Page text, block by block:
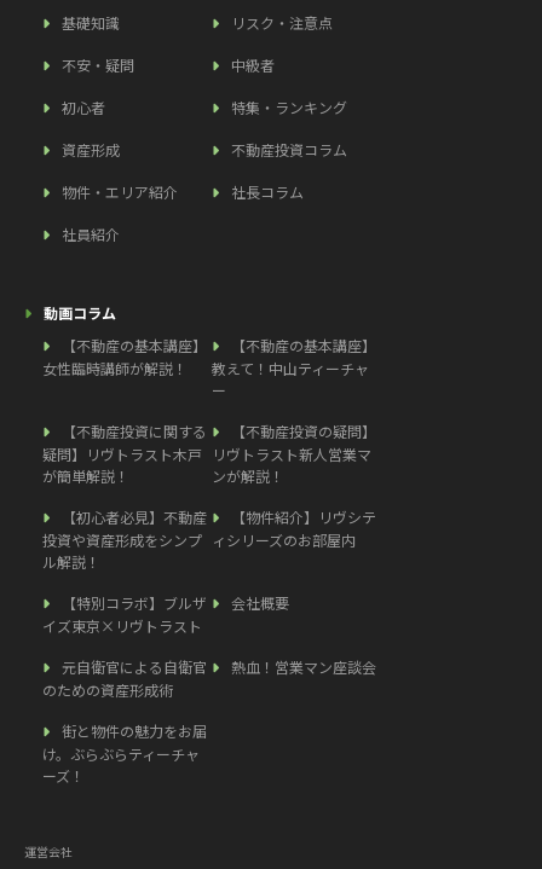
基礎知識 リスク・注意点
不安・疑問 中級者
初心者 特集・ランキング
資産形成 不動産投資コラム
物件・エリア紹介 社長コラム
社員紹介
動画コラム
【不動産の基本講座】
女性臨時講師が解説！
【不動産の基本講座】
教えて！中山ティーチャ
ー
【不動産投資に関する
疑問】リヴトラスト木戸
が簡単解説！
【不動産投資の疑問】
リヴトラスト新人営業マ
ンが解説！
【初心者必見】不動産
投資や資産形成をシンプ
ル解説！
【物件紹介】リヴシテ
ィシリーズのお部屋内
【特別コラボ】ブルザ
イズ東京×リヴトラスト
会社概要
元自衛官による自衛官
のための資産形成術
熱血！営業マン座談会
街と物件の魅力をお届
け。ぶらぶらティーチャ
ーズ！
運営会社